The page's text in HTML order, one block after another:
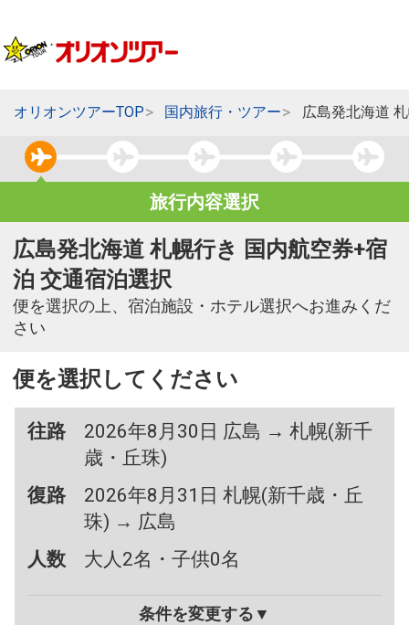
オリオンツアーTOP 国内旅行・ツアー 広島発北海道
旅行内容選択
広島発北海道 札幌行き 国内航空券+宿
泊 交通宿泊選択
便を選択の上、宿泊施設・ホテル選択へお進みくだ
さい
便を選択してください
往路
2026年8月30日 広島 → 札幌(新千
歳・丘珠)
復路
2026年8月31日 札幌(新千歳・丘
珠) → 広島
人数
大人2名・子供0名
条件を変更する▼